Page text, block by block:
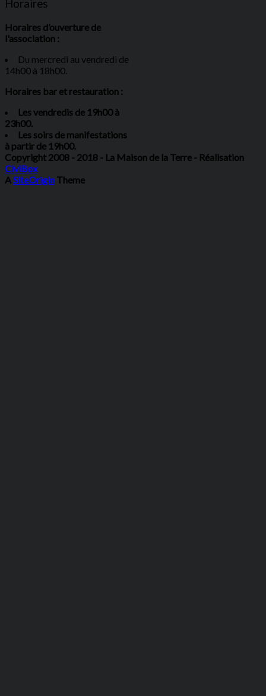
Horaires
Horaires d’ouverture de
l'association :
Du mercredi au vendredi de
14h00 à 18h00.
Horaires bar et restauration :
Les vendredis de 19h00 à
23h00.
Les soirs de manifestations
à partir de 19h00.
Copyright 2008 - 2018 - La Maison de la Terre - Réalisation
CiviBox
ASiteOrigin Theme